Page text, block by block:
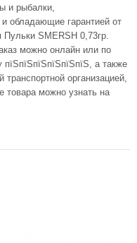
и рыбалки,
обладающие гарантией от
Пульки SMERSH 0,73гр.
можно онлайн или по
а также
организацией,
можно узнать на